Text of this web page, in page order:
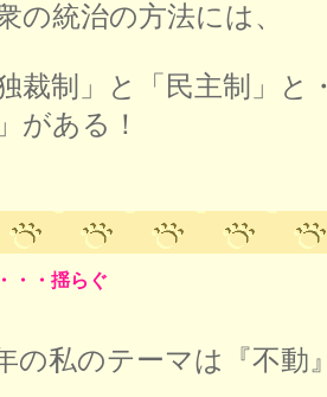
の統治の方法には、
独裁制」と「民主制」と
がある！
・・揺らぐ
の私のテーマは『不動